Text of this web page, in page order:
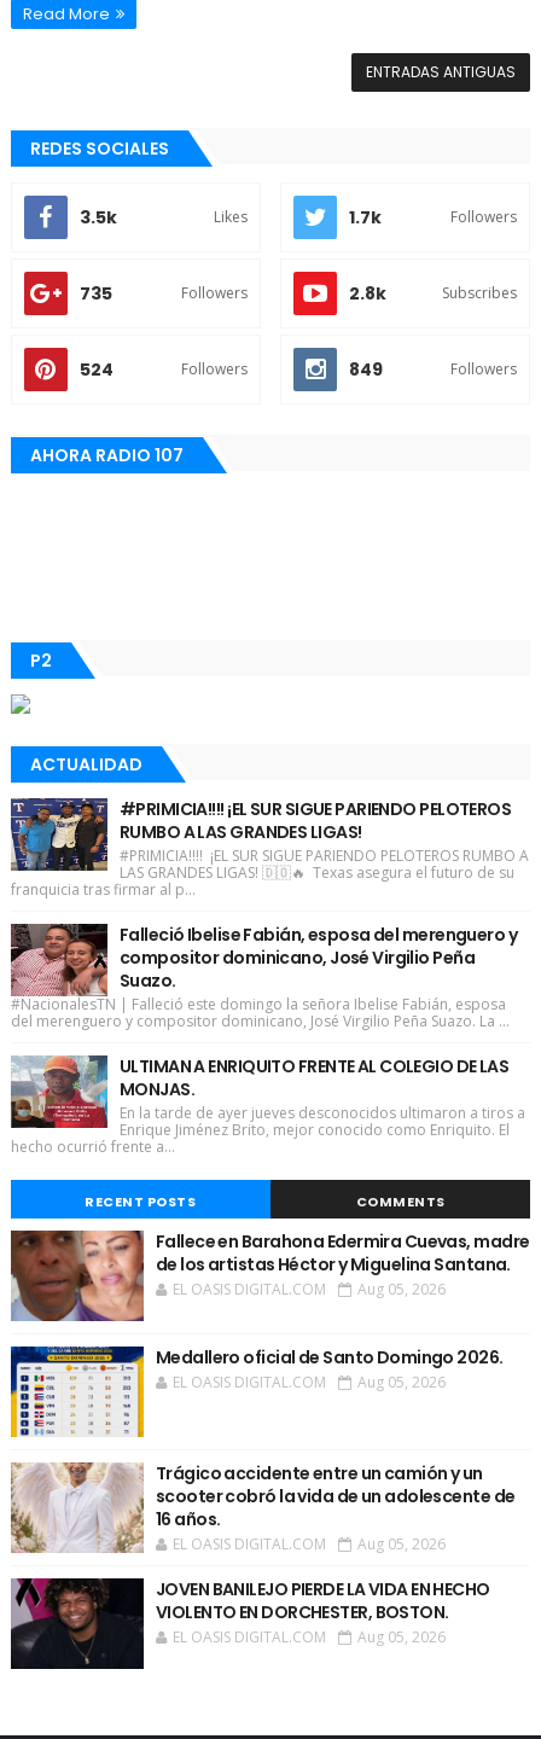
Read More
ENTRADAS ANTIGUAS
REDES SOCIALES
3.5k Likes 1.7k Followers
735 Followers 2.8k Subscribes
524 Followers 849 Followers
AHORA RADIO 107
P2
ACTUALIDAD
#PRIMICIA!!!! ¡EL SUR SIGUE PARIENDO PELOTEROS
RUMBO A LAS GRANDES LIGAS!
#PRIMICIA!!!! ¡EL SUR SIGUE PARIENDO PELOTEROS RUMBO A
LAS GRANDES LIGAS! 🇩🇴🔥 Texas asegura el futuro de su
franquicia tras firmar al p...
Falleció Ibelise Fabián, esposa del merenguero y
compositor dominicano, José Virgilio Peña
Suazo.
#NacionalesTN | Falleció este domingo la señora Ibelise Fabián, esposa
del merenguero y compositor dominicano, José Virgilio Peña Suazo. La ...
ULTIMAN A ENRIQUITO FRENTE AL COLEGIO DE LAS
MONJAS.
En la tarde de ayer jueves desconocidos ultimaron a tiros a
Enrique Jiménez Brito, mejor conocido como Enriquito. El
hecho ocurrió frente a...
RECENT POSTS COMMENTS
Fallece en Barahona Edermira Cuevas, madre
de los artistas Héctor y Miguelina Santana.
EL OASIS DIGITAL.COM Aug 05, 2026
Medallero oficial de Santo Domingo 2026.
EL OASIS DIGITAL.COM Aug 05, 2026
Trágico accidente entre un camión y un
scooter cobró la vida de un adolescente de
16 años.
EL OASIS DIGITAL.COM Aug 05, 2026
JOVEN BANILEJO PIERDE LA VIDA EN HECHO
VIOLENTO EN DORCHESTER, BOSTON.
EL OASIS DIGITAL.COM Aug 05, 2026